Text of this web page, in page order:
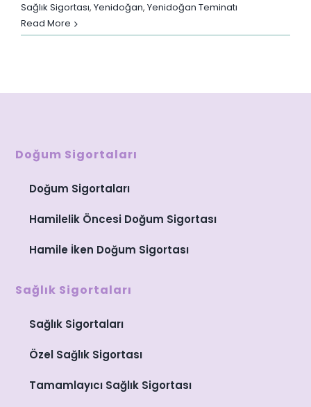
Sağlık Sigortası, Yenidoğan, Yenidoğan Teminatı
Read More
Doğum Sigortaları
Doğum Sigortaları
Hamilelik Öncesi Doğum Sigortası
Hamile İken Doğum Sigortası
Sağlık Sigortaları
Sağlık Sigortaları
Özel Sağlık Sigortası
Tamamlayıcı Sağlık Sigortası